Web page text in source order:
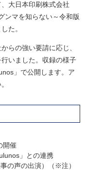
大日本印刷株式会社
ンマを知らない～令和版
た。
らの強い要請に応じ、
いました。収録の様子
」で公開します。ア
開催
」との連携
の声の出演）（※注）